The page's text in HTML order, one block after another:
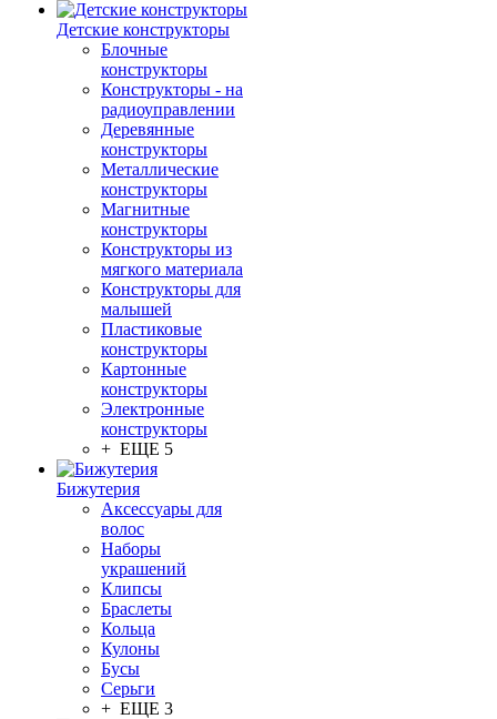
Детские конструкторы
Блочные
конструкторы
Конструкторы - на
радиоуправлении
Деревянные
конструкторы
Металлические
конструкторы
Магнитные
конструкторы
Конструкторы из
мягкого материала
Конструкторы для
малышей
Пластиковые
конструкторы
Картонные
конструкторы
Электронные
конструкторы
+ ЕЩЕ 5
Бижутерия
Аксессуары для
волос
Наборы
украшений
Клипсы
Браслеты
Кольца
Кулоны
Бусы
Серьги
+ ЕЩЕ 3